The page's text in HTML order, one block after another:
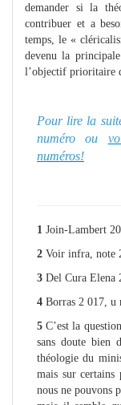
demander si la
contribuer et a
temps, le «
devenu la
l’objectif prioritaire
Pour lire la
numéro ou
numéros!
1 Join-Lambert
2 Voir infra, note
3 Del Cura Elena
4 Borras 2 017, u
5 C’est la
sans doute bien
théologie du
mais sur certains
nous ne pouvons